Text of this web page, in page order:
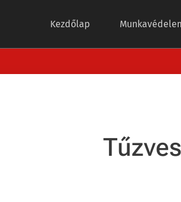
Kezdőlap